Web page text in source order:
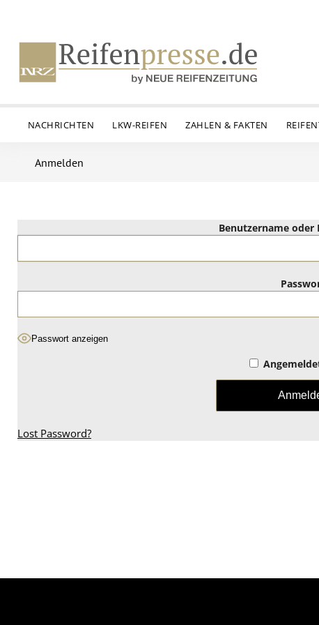
NACHRICHTEN LKW-REIFEN ZAHLEN & FAKTEN
Anmelden
Benutzername oder
Passwort anzeigen
Lost Password?